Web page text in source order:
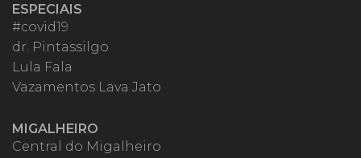
ESPECIAIS
#covid19
dr. Pintassilgo
Lula Fala
Vazamentos Lava Jato
MIGALHEIRO
Central do Migalheiro